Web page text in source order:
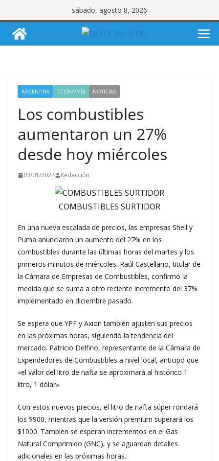
al
contenido
sábado, agosto 8, 2026
ARGENTINA ECONOMÍA NOTICIAS
Los combustibles
aumentaron un 27%
desde hoy miércoles
03/01/2024 Redacción
COMBUSTIBLES SURTIDOR
En una nueva escalada de precios, las empresas Shell y
Puma anunciaron un aumento del 27% en los
combustibles durante las últimas horas del martes y los
primeros minutos de miércoles. Raúl Castellano, titular de
la Cámara de Empresas de Combustibles, confirmó la
medida que se suma a otro reciente incremento del 37%
implementado en diciembre pasado.
Se espera que YPF y Axion también ajusten sus precios
en las próximas horas, siguiendo la tendencia del
mercado. Patricio Delfino, representante de la Cámara de
Expendedores de Combustibles a nivel local, anticipó que
«el valor del litro de nafta se aproximará al histórico 1
litro, 1 dólar».
Con estos nuevos precios, el litro de nafta súper rondará
los $900, mientras que la versión premium superará los
$1000. También se esperan incrementos en el Gas
Natural Comprimido (GNC), y se aguardan detalles
adicionales en las próximas horas.